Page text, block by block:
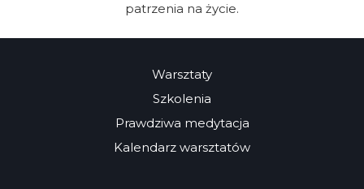
patrzenia na życie.
Warsztaty
Szkolenia
Prawdziwa medytacja
Kalendarz warsztatów